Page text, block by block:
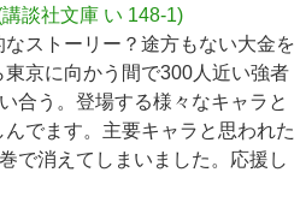
談社文庫 い 148-1)
なストーリー？途方もない大金を
東京に向かう間で300人近い強者
合う。登場する様々なキャラと
でます。主要キャラと思われた
で消えてしまいました。応援し